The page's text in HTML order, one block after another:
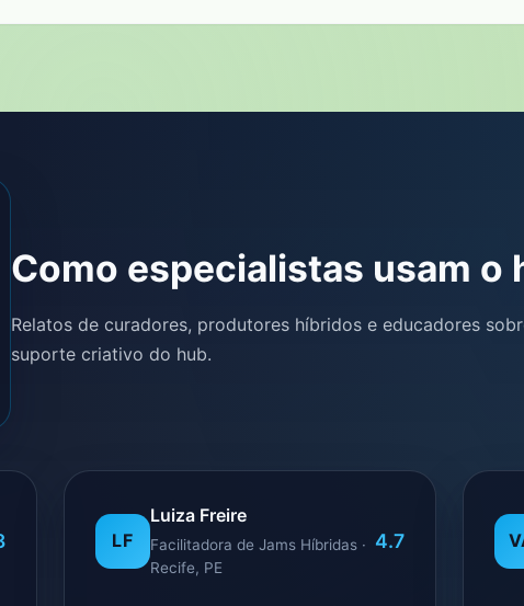
Como especialistas usam o
Relatos de curadores, produtores híbridos e educadores
suporte criativo do hub.
LF
Luiza Freire
Facilitadora de Jams Híbridas ·
Recife, PE
4.7